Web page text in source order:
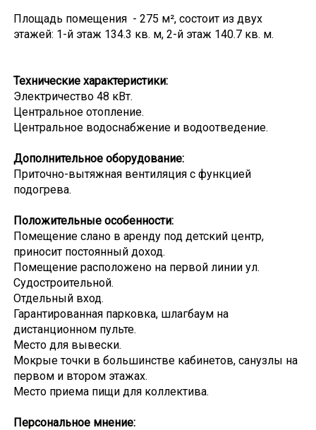
Площадь помещения - 275 м², состоит из двух
этажей: 1-й этаж 134.3 кв. м, 2-й этаж 140.7 кв. м.
Технические характеристики:
Электричество 48 кВт.
Центральное отопление.
Центральное водоснабжение и водоотведение.
Дополнительное оборудование:
Приточно-вытяжная вентиляция с функцией
подогрева.
Положительные особенности:
Помещение слано в аренду под детский центр,
приносит постоянный доход.
Помещение расположено на первой линии ул.
Судостроительной.
Отдельный вход.
Гарантированная парковка, шлагбаум на
дистанционном пульте.
Место для вывески.
Мокрые точки в большинстве кабинетов, санузлы на
первом и втором этажах.
Место приема пищи для коллектива.
Персональное мнение: